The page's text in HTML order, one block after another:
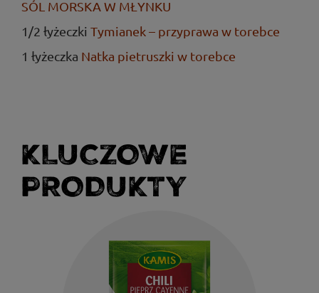
SÓL MORSKA W MŁYNKU
1/2 łyżeczki Tymianek – przyprawa w torebce
1 łyżeczka Natka pietruszki w torebce
KLUCZOWE
PRODUKTY